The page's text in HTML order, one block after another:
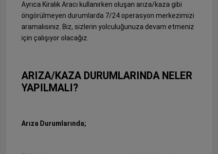
Ayrıca Kiralık Aracı kullanırken oluşan arıza/kaza gibi
öngörülmeyen durumlarda 7/24 operasyon merkezimizi
aramalısınız. Biz, sizlerin yolculuğunuza devam etmeniz
için çalışıyor olacağız.
ARIZA/KAZA DURUMLARINDA NELER
YAPILMALI?
Arıza Durumlarında;